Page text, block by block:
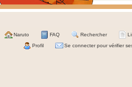
Naruto FAQ Rechercher
Profil Se connecter pour vérifier